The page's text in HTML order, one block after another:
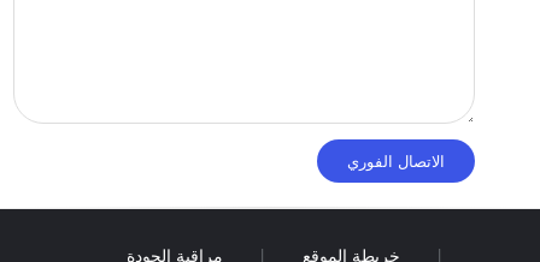
مراقبة الجودة | خريطة الموقع |